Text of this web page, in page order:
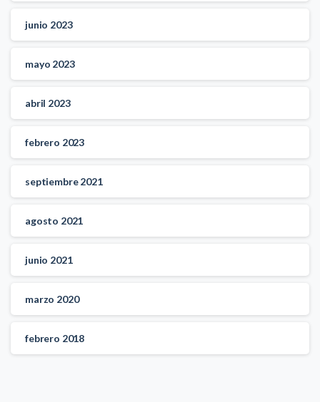
junio 2023
mayo 2023
abril 2023
febrero 2023
septiembre 2021
agosto 2021
junio 2021
marzo 2020
febrero 2018